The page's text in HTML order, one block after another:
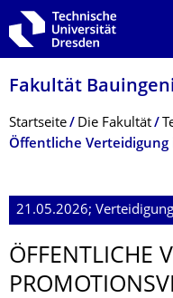
Zur Hauptnavigation
Zur Suche springen
Zum Inhalt springen
Fakultät
Breadcrumb-Menü
Startseite Die Fakultät
21.05.2026; Verteidigung
ÖFFENTLICHE